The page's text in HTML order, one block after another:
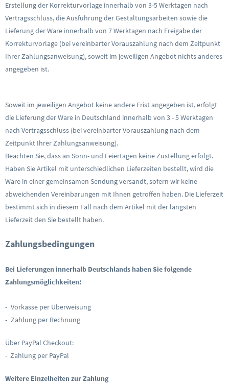
Erstellung der Korrekturvorlage innerhalb von 3-5 Werktagen nach
Vertragsschluss, die Ausführung der Gestaltungsarbeiten sowie die
Lieferung der Ware innerhalb von 7 Werktagen nach Freigabe der
Korrekturvorlage (bei vereinbarter Vorauszahlung nach dem Zeitpunkt
Ihrer Zahlungsanweisung), soweit im jeweiligen Angebot nichts anderes
angegeben ist.
Soweit im jeweiligen Angebot keine andere Frist angegeben ist, erfolgt
die Lieferung der Ware in Deutschland innerhalb von 3 - 5 Werktagen
nach Vertragsschluss (bei vereinbarter Vorauszahlung nach dem
Zeitpunkt Ihrer Zahlungsanweisung).
Beachten Sie, dass an Sonn- und Feiertagen keine Zustellung erfolgt.
Haben Sie Artikel mit unterschiedlichen Lieferzeiten bestellt, wird die
Ware in einer gemeinsamen Sendung versandt, sofern wir keine
abweichenden Vereinbarungen mit Ihnen getroffen haben. Die Lieferzeit
bestimmt sich in diesem Fall nach dem Artikel mit der längsten
Lieferzeit den Sie bestellt haben.
Zahlungsbedingungen
Bei Lieferungen innerhalb Deutschlands haben Sie folgende
Zahlungsmöglichkeiten:
- Vorkasse per Überweisung
- Zahlung per Rechnung
Über PayPal Checkout:
- Zahlung per PayPal
Weitere Einzelheiten zur Zahlung